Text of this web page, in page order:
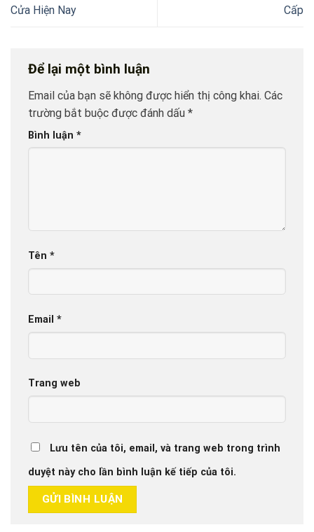
Cửa Hiện Nay
Cấp
Để lại một bình luận
Email của bạn sẽ không được hiển thị công khai. Các
trường bắt buộc được đánh dấu *
Bình luận *
Tên *
Email *
Trang web
Lưu tên của tôi, email, và trang web trong trình
duyệt này cho lần bình luận kế tiếp của tôi.